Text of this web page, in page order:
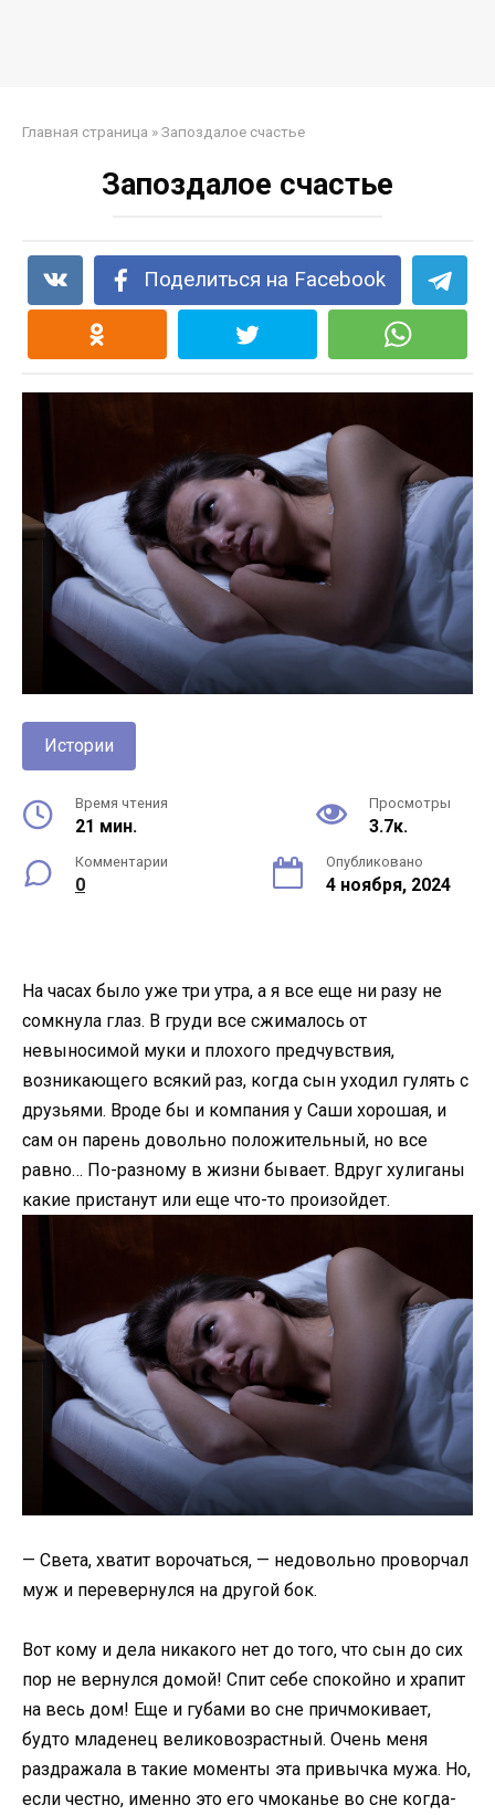
Главная страница »Запоздалое счастье
Запоздалое счастье
Поделиться на Facebook
Истории
Время чтения
21 мин.
Просмотры
3.7к.
Комментарии
0
Опубликовано
4 ноября, 2024
На часах было уже три утра, а я все еще ни разу не
сомкнула глаз. В груди все сжималось от
невыносимой муки и плохого предчувствия,
возникающего всякий раз, когда сын уходил гулять с
друзьями. Вроде бы и компания у Саши хорошая, и
сам он парень довольно положительный, но все
равно… По-разному в жизни бывает. Вдруг хулиганы
какие пристанут или еще что-то произойдет.
— Света, хватит ворочаться, — недовольно проворчал
муж и перевернулся на другой бок.
Вот кому и дела никакого нет до того, что сын до сих
пор не вернулся домой! Спит себе спокойно и храпит
на весь дом! Еще и губами во сне причмокивает,
будто младенец великовозрастный. Очень меня
раздражала в такие моменты эта привычка мужа. Но,
если честно, именно это его чмоканье во сне когда-